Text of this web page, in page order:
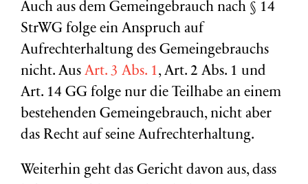
Auch aus dem Gemeingebrauch nach § 14
StrWG folge ein Anspruch auf
Aufrechterhaltung des Gemeingebrauchs
nicht. Aus Art. 3 Abs. 1, Art. 2 Abs. 1 und
Art. 14 GG folge nur die Teilhabe an einem
bestehenden Gemeingebrauch, nicht aber
das Recht auf seine Aufrechterhaltung.
Weiterhin geht das Gericht davon aus, dass